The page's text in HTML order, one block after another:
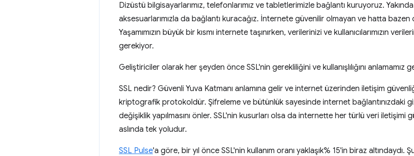
Dizüstü bilgisayarlarımız, telefonlarımız ve tabletlerimizle bağlantı kuruyoruz.
aksesuarlarımızla da bağlantı kuracağız. İnternete güvenilir olmayan ve hatta
Yaşamımızın büyük bir kısmı internete taşınırken, verilerinizi ve kullanıcılarımızın
gerekiyor.
Geliştiriciler olarak her şeyden önce SSL'nin gerekliliğini ve kullanışlılığını anlamamız
SSL nedir? Güvenli Yuva Katmanı anlamına gelir ve internet üzerinden iletişim
kriptografik protokoldür. Şifreleme ve bütünlük sayesinde internet bağlantınızdaki
değişiklik yapılmasını önler. SSL'nin kusurları olsa da internette her türlü veri iletişimi
aslında tek yoludur.
SSL Pulse'a göre, bir yıl önce SSL'nin kullanım oranı yaklaşık% 15'in biraz